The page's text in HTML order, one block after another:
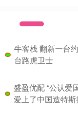
牛客栈 翻新一台
台路虎卫士
盛盈优配 “公认爱
爱上了中国造特斯